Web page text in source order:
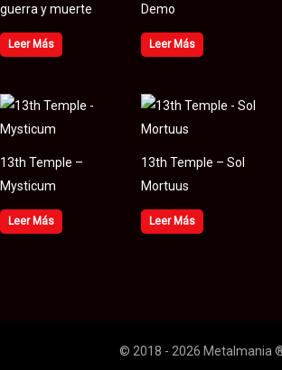
guerra y muerte
Leer Más
Demo
Leer Más
13th Temple –
Mysticum
Leer Más
13th Temple – Sol
Mortuus
Leer Más
© 2018 - 2026 Metalmania